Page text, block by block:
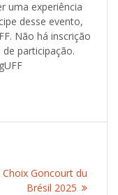
uma experiência
desse evento,
Não há inscrição
participação.
Next
Choix Goncourt du
Brésil 2025